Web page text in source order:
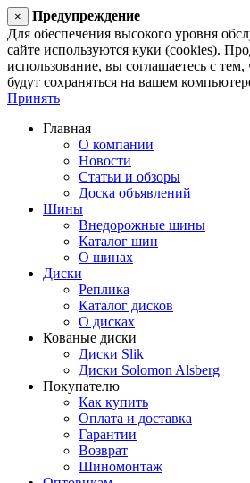
×
Предупреждение
Для обеспечения высокого уровня
сайте используются куки (cookies).
использование, вы соглашаетесь с
будут сохраняться на вашем
Принять
Главная
О компании
Новости
Статьи и обзоры
Доска объявлений
Шины
Внедорожные шины
Каталог шин
О шинах
Диски
Реплика
Каталог дисков
О дисках
Кованые диски
Диски Slik
Диски Solomon Alsberg
Покупателю
Как купить
Оплата и доставка
Гарантии
Возврат
Шиномонтаж